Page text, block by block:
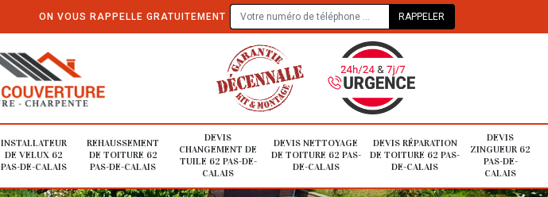
ON VOUS RAPPELLE GRATUITEMENT
INSTALLATEUR
DE VELUX 62
PAS-DE-CALAIS
REHAUSSEMENT
DE TOITURE 62
PAS-DE-CALAIS
DEVIS
CHANGEMENT DE
TUILE 62 PAS-DE-
CALAIS
DEVIS NETTOYAGE
DE TOITURE 62 PAS-
DE-CALAIS
DEVIS RÉPARATION
DE TOITURE 62 PAS-
DE-CALAIS
DEVIS
ZINGUEUR 62
PAS-DE-
CALAIS